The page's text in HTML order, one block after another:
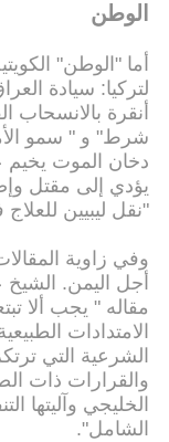
الوطن
أما "الوطن"
لتركيا: سيادة
أنقرة بالانسحاب
شرط" و " سمو
دخان الموت
"نقل ليبيين
وفي زاوية
أجل اليمن.
مقاله " يجب ألا
الامتدادات
والقرارات ذات
الخليجي وآليتها
الشامل".